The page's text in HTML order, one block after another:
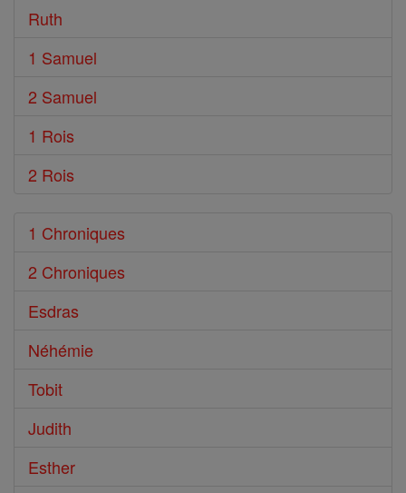
Ruth
1 Samuel
2 Samuel
1 Rois
2 Rois
1 Chroniques
2 Chroniques
Esdras
Néhémie
Tobit
Judith
Esther